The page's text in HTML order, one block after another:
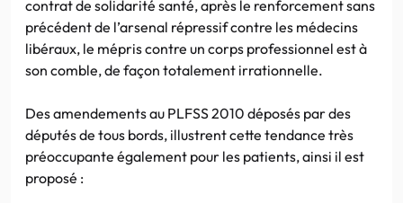
contrat de solidarité santé, après le renforcement sans
précédent de l’arsenal répressif contre les médecins
libéraux, le mépris contre un corps professionnel est à
son comble, de façon totalement irrationnelle.
Des amendements au PLFSS 2010 déposés par des
députés de tous bords, illustrent cette tendance très
préoccupante également pour les patients, ainsi il est
proposé :